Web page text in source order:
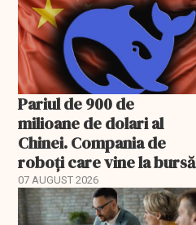
Pariul de 900 de
milioane de dolari al
Chinei. Compania de
roboți care vine la bursă
07 AUGUST 2026